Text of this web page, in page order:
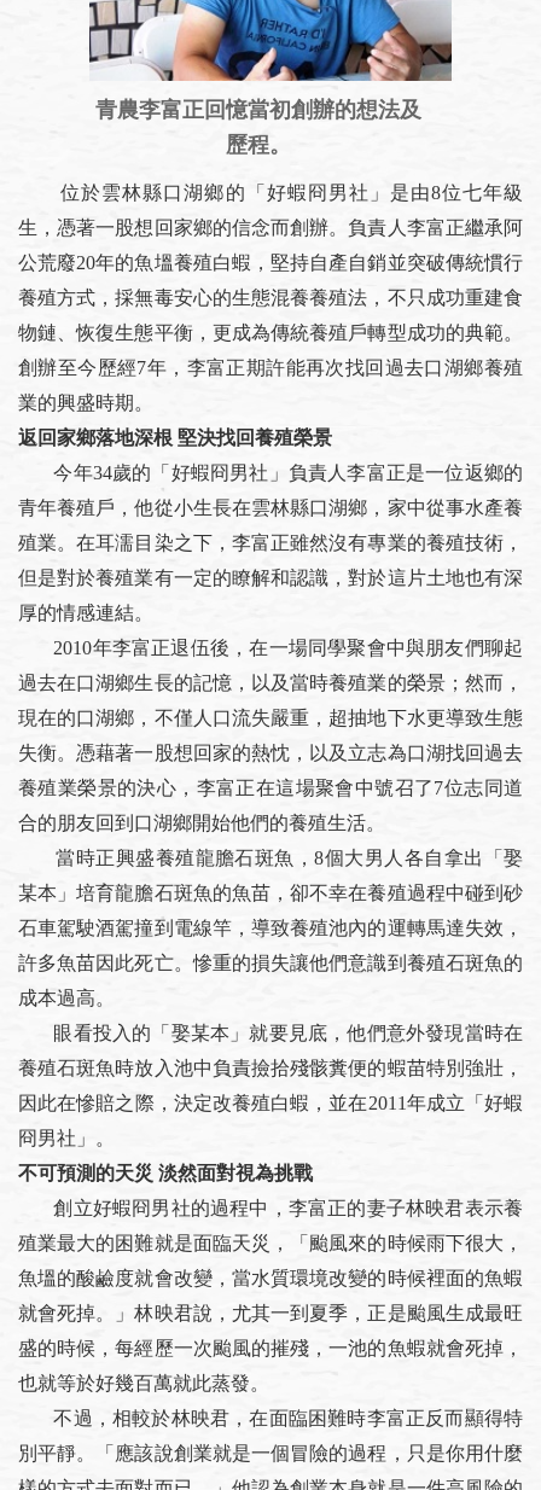
青農李富正回憶當初創辦的想法及
歷程。
位於雲林縣口湖鄉的「好蝦冏男社」是由8位七年級
生，憑著一股想回家鄉的信念而創辦。負責人李富正繼承阿
公荒廢20年的魚塭養殖白蝦，堅持自產自銷並突破傳統慣行
養殖方式，採無毒安心的生態混養養殖法，不只成功重建食
物鏈、恢復生態平衡，更成為傳統養殖戶轉型成功的典範。
創辦至今歷經7年，李富正期許能再次找回過去口湖鄉養殖
業的興盛時期。
返回家鄉落地深根 堅決找回養殖榮景
今年34歲的「好蝦冏男社」負責人李富正是一位返鄉的
青年養殖戶，他從小生長在雲林縣口湖鄉，家中從事水產養
殖業。在耳濡目染之下，李富正雖然沒有專業的養殖技術，
但是對於養殖業有一定的瞭解和認識，對於這片土地也有深
厚的情感連結。
2010年李富正退伍後，在一場同學聚會中與朋友們聊起
過去在口湖鄉生長的記憶，以及當時養殖業的榮景；然而，
現在的口湖鄉，不僅人口流失嚴重，超抽地下水更導致生態
失衡。憑藉著一股想回家的熱忱，以及立志為口湖找回過去
養殖業榮景的決心，李富正在這場聚會中號召了7位志同道
合的朋友回到口湖鄉開始他們的養殖生活。
當時正興盛養殖龍膽石斑魚，8個大男人各自拿出「娶
某本」培育龍膽石斑魚的魚苗，卻不幸在養殖過程中碰到砂
石車駕駛酒駕撞到電線竿，導致養殖池內的運轉馬達失效，
許多魚苗因此死亡。慘重的損失讓他們意識到養殖石斑魚的
成本過高。
眼看投入的「娶某本」就要見底，他們意外發現當時在
養殖石斑魚時放入池中負責撿拾殘骸糞便的蝦苗特別強壯，
因此在慘賠之際，決定改養殖白蝦，並在2011年成立「好蝦
冏男社」。
不可預測的天災 淡然面對視為挑戰
創立好蝦冏男社的過程中，李富正的妻子林映君表示養
殖業最大的困難就是面臨天災，「颱風來的時候雨下很大，
魚塭的酸鹼度就會改變，當水質環境改變的時候裡面的魚蝦
就會死掉。」林映君說，尤其一到夏季，正是颱風生成最旺
盛的時候，每經歷一次颱風的摧殘，一池的魚蝦就會死掉，
也就等於好幾百萬就此蒸發。
不過，相較於林映君，在面臨困難時李富正反而顯得特
別平靜。「應該說創業就是一個冒險的過程，只是你用什麼